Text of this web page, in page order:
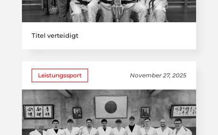
Titel verteidigt
Leistungssport November 27, 2025